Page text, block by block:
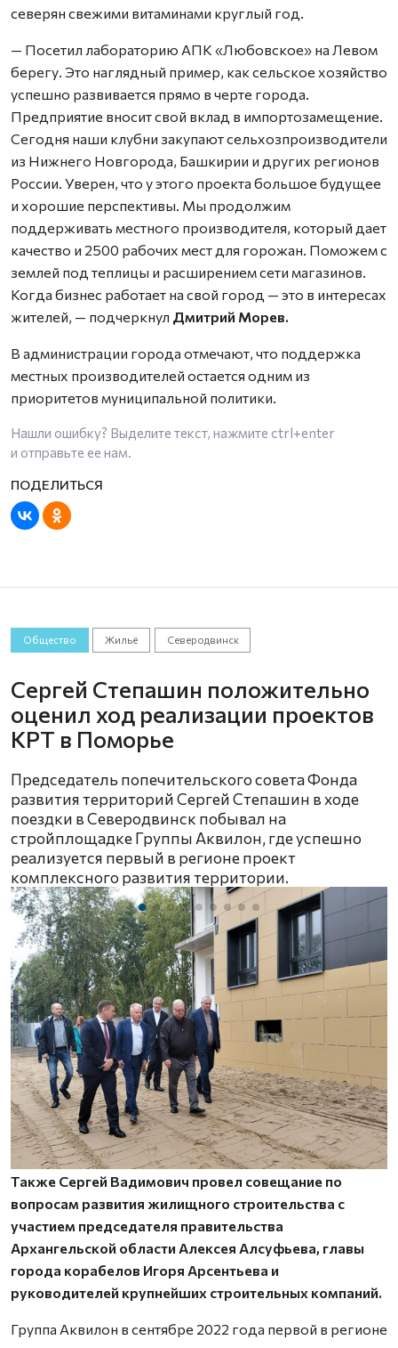
северян свежими витаминами круглый год.
— Посетил лабораторию АПК «Любовское» на Левом
берегу. Это наглядный пример, как сельское хозяйство
успешно развивается прямо в черте города.
Предприятие вносит свой вклад в импортозамещение.
Сегодня наши клубни закупают сельхозпроизводители
из Нижнего Новгорода, Башкирии и других регионов
России. Уверен, что у этого проекта большое будущее
и хорошие перспективы. Мы продолжим
поддерживать местного производителя, который дает
качество и 2500 рабочих мест для горожан. Поможем с
землей под теплицы и расширением сети магазинов.
Когда бизнес работает на свой город — это в интересах
жителей, — подчеркнул Дмитрий Морев.
В администрации города отмечают, что поддержка
местных производителей остается одним из
приоритетов муниципальной политики.
Нашли ошибку? Выделите текст, нажмите ctrl+enter
и отправьте ее нам.
Общество Жильё Северодвинск
Сергей Степашин положительно
оценил ход реализации проектов
КРТ в Поморье
Председатель попечительского совета Фонда
развития территорий Сергей Степашин в ходе
поездки в Северодвинск побывал на
стройплощадке Группы Аквилон, где успешно
реализуется первый в регионе проект
комплексного развития территории.
Также Сергей Вадимович провел совещание по
вопросам развития жилищного строительства с
участием председателя правительства
Архангельской области Алексея Алсуфьева, главы
города корабелов Игоря Арсентьева и
руководителей крупнейших строительных компаний.
Группа Аквилон в сентябре 2022 года первой в регионе